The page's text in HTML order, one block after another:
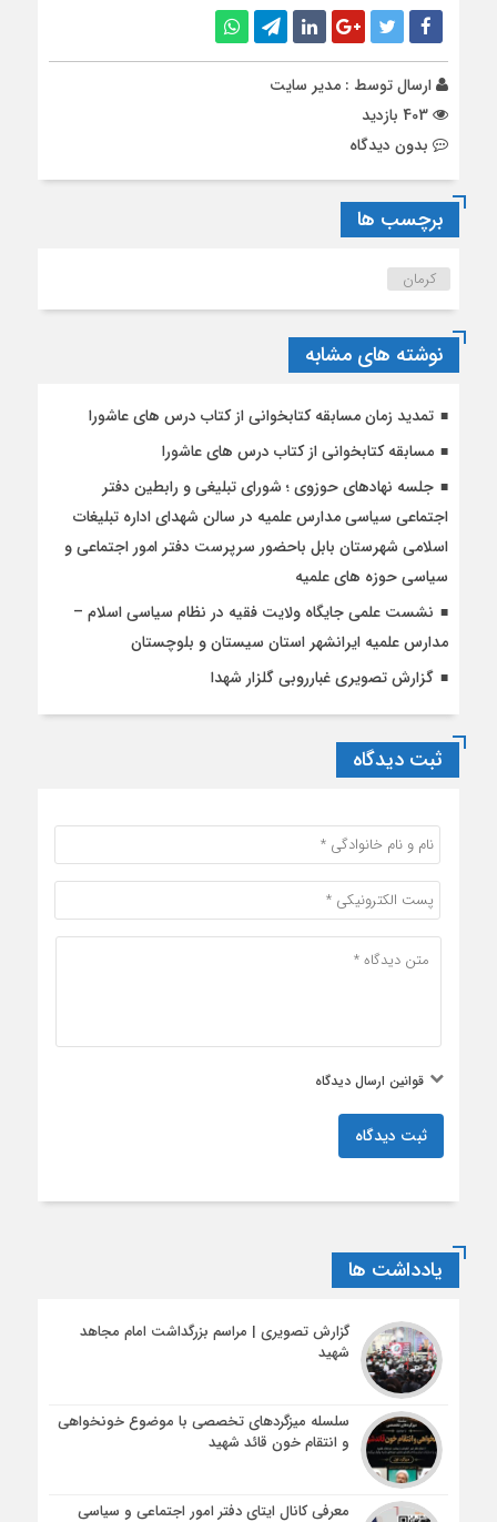
ارسال توسط : مدیر سایت
بدون دیدگاه
برچسب ها
کرمان
نوشته های مشابه
تمدید زمان مسابقه کتابخوانی از کتاب درس های عاشورا
مسابقه کتابخوانی از کتاب درس های عاشورا
جلسه نهادهای حوزوی ؛ شورای تبلیغی و رابطین دفتر
اجتماعی سیاسی مدارس علمیه در سالن شهدای اداره تبلیغات
اسلامی شهرستان بابل باحضور سرپرست دفتر امور اجتماعی و
سیاسی حوزه های علمیه
نشست علمی جایگاه ولایت فقیه در نظام سیاسی اسلام –
مدارس علمیه ایرانشهر استان سیستان و بلوچستان
گزارش تصویری غبارروبی گلزار شهدا
ثبت دیدگاه
قوانین ارسال دیدگاه
ثبت دیدگاه
یادداشت ها
گزارش تصویری | مراسم بزرگداشت امام مجاهد
شهید
سلسله میزگردهای تخصصی با موضوع خونخواهی
و انتقام خون قائد شهید
معرفی کانال ایتای دفتر امور اجتماعی و سیاسی